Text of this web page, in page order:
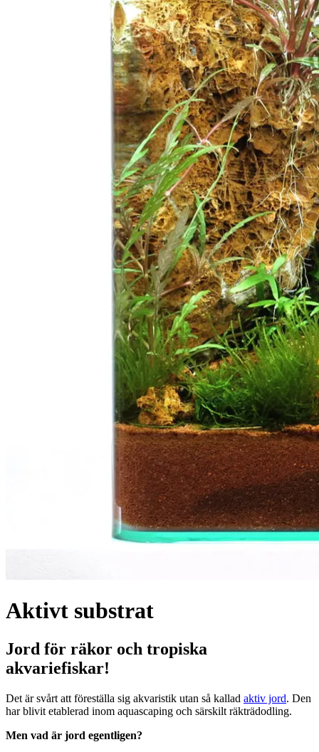
Aktivt substrat
Jord för räkor och tropiska
akvariefiskar!
Det är svårt att föreställa sig akvaristik utan så kallad aktiv jord. Den
har blivit etablerad inom aquascaping och särskilt räkträdodling.
Men vad är jord egentligen?